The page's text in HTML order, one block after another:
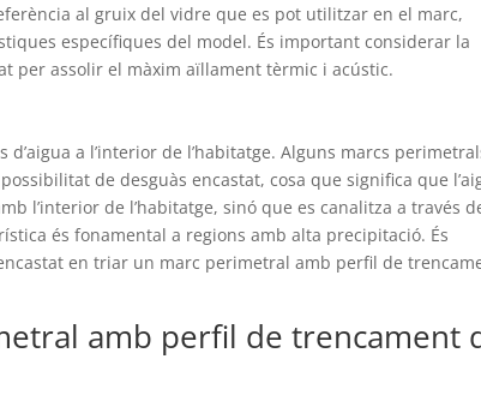
al gruix del vidre que es pot utilitzar en el marc,
específiques del model. És important considerar la
per assolir el màxim aïllament tèrmic i acústic.
a l’interior de l’habitatge. Alguns marcs
de desguàs encastat, cosa que significa que
l’interior de l’habitatge, sinó que es canalitza a través
és fonamental a regions amb alta precipitació. És
en triar un marc perimetral amb perfil de
amb perfil de trencament